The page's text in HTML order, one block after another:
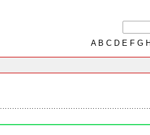
AB C D E F G H